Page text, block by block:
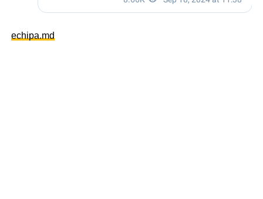
echipa.md